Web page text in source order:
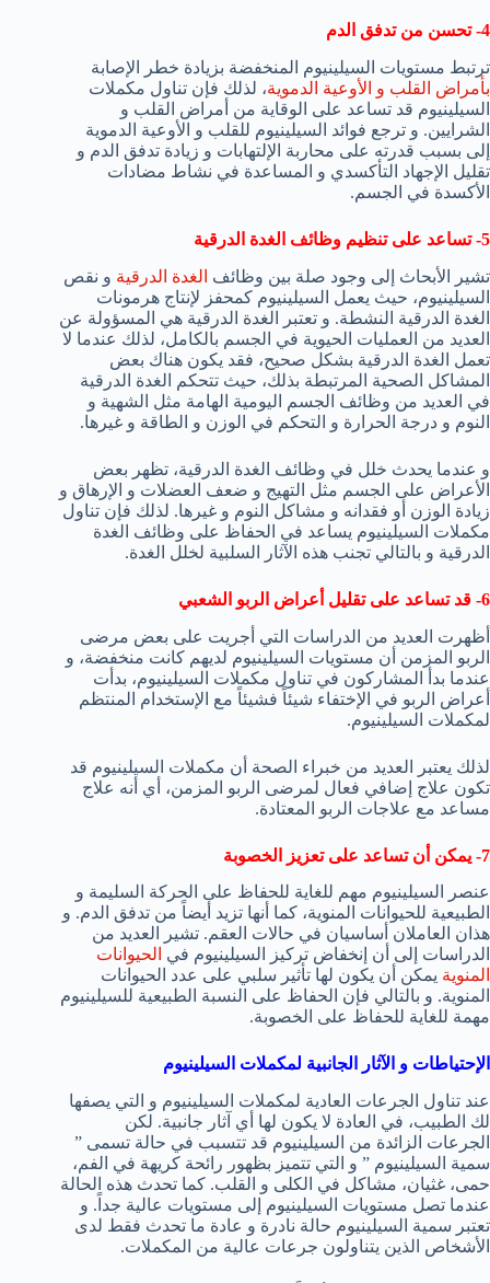
4- تحسن من تدفق الدم
ترتبط مستويات السيلينيوم المنخفضة بزيادة خطر الإصابة
بأمراض القلب و الأوعية الدموية، لذلك فإن تناول مكملات
السيلينيوم قد تساعد على الوقاية من أمراض القلب و
الشرايين. و ترجع فوائد السيلينيوم للقلب و الأوعية الدموية
إلى بسبب قدرته على محاربة الإلتهابات و زيادة تدفق الدم و
تقليل الإجهاد التأكسدي و المساعدة في نشاط مضادات
الأكسدة في الجسم.
5- تساعد على تنظيم وظائف الغدة الدرقية
تشير الأبحاث إلى وجود صلة بين وظائف الغدة الدرقية و نقص
السيلينيوم، حيث يعمل السيلينيوم كمحفز لإنتاج هرمونات
الغدة الدرقية النشطة. و تعتبر الغدة الدرقية هي المسؤولة عن
العديد من العمليات الحيوية في الجسم بالكامل، لذلك عندما لا
تعمل الغدة الدرقية بشكل صحيح، فقد يكون هناك بعض
المشاكل الصحية المرتبطة بذلك، حيث تتحكم الغدة الدرقية
في العديد من وظائف الجسم اليومية الهامة مثل الشهية و
النوم و درجة الحرارة و التحكم في الوزن و الطاقة و غيرها.
و عندما يحدث خلل في وظائف الغدة الدرقية، تظهر بعض
الأعراض على الجسم مثل التهيج و ضعف العضلات و الإرهاق و
زيادة الوزن أو فقدانه و مشاكل النوم و غيرها. لذلك فإن تناول
مكملات السيلينيوم يساعد في الحفاظ على وظائف الغدة
الدرقية و بالتالي تجنب هذه الآثار السلبية لخلل الغدة.
6- قد تساعد على تقليل أعراض الربو الشعبي
أظهرت العديد من الدراسات التي أجريت على بعض مرضى
الربو المزمن أن مستويات السيلينيوم لديهم كانت منخفضة، و
عندما بدأ المشاركون في تناول مكملات السيلينيوم، بدأت
أعراض الربو في الإختفاء شيئاً فشيئاً مع الإستخدام المنتظم
لمكملات السيلينيوم.
لذلك يعتبر العديد من خبراء الصحة أن مكملات السيلينيوم قد
تكون علاج إضافي فعال لمرضى الربو المزمن، أي أنه علاج
مساعد مع علاجات الربو المعتادة.
7- يمكن أن تساعد على تعزيز الخصوبة
عنصر السيلينيوم مهم للغاية للحفاظ على الحركة السليمة و
الطبيعية للحيوانات المنوية، كما أنها تزيد أيضاً من تدفق الدم. و
هذان العاملان أساسيان في حالات العقم. تشير العديد من
الدراسات إلى أن إنخفاض تركيز السيلينيوم في الحيوانات
المنوية يمكن أن يكون لها تأثير سلبي على عدد الحيوانات
المنوية. و بالتالي فإن الحفاظ على النسبة الطبيعية للسيلينيوم
مهمة للغاية للحفاظ على الخصوبة.
الإحتياطات و الآثار الجانبية لمكملات السيلينيوم
عند تناول الجرعات العادية لمكملات السيلينيوم و التي يصفها
لك الطبيب، في العادة لا يكون لها أي آثار جانبية. لكن
الجرعات الزائدة من السيلينيوم قد تتسبب في حالة تسمى ”
سمية السيلينيوم ” و التي تتميز بظهور رائحة كريهة في الفم،
حمى، غثيان، مشاكل في الكلى و القلب. كما تحدث هذه الحالة
عندما تصل مستويات السيلينيوم إلى مستويات عالية جداً. و
تعتبر سمية السيلينيوم حالة نادرة و عادة ما تحدث فقط لدى
الأشخاص الذين يتناولون جرعات عالية من المكملات.